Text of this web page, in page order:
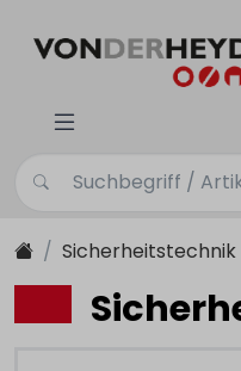
Sicherheitstechnik